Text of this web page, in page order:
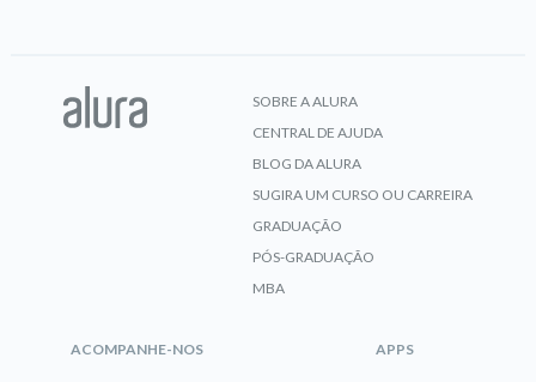
Turbinando as suas páginas
SOBRE A ALURA
CENTRAL DE AJUDA
BLOG DA ALURA
SUGIRA UM CURSO OU CARREIRA
GRADUAÇÃO
PÓS-GRADUAÇÃO
MBA
ACOMPANHE-NOS APPS